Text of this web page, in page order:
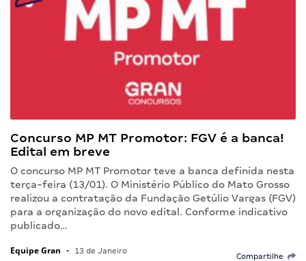
Concurso MP MT Promotor: FGV é a banca!
Edital em breve
O concurso MP MT Promotor teve a banca definida nesta
terça-feira (13/01). O Ministério Público do Mato Grosso
realizou a contratação da Fundação Getúlio Vargas (FGV)
para a organização do novo edital. Conforme indicativo
publicado…
Equipe Gran • 13 de Janeiro
Compartilhe